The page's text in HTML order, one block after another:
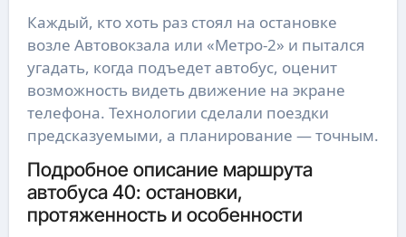
Каждый, кто хоть раз стоял на остановке
возле Автовокзала или «Метро-2» и пытался
угадать, когда подъедет автобус, оценит
возможность видеть движение на экране
телефона. Технологии сделали поездки
предсказуемыми, а планирование — точным.
Подробное описание маршрута
автобуса 40: остановки,
протяженность и особенности